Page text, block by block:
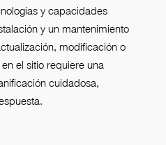
y capacidades
y un mantenimiento
modificación o
el sitio requiere una
cuidadosa,